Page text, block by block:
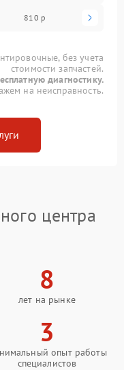
810 р
без учета
стоимости запчастей.
диагностику.
на неисправность.
центра
8
лет на рынке
3
опыт работы
специалистов